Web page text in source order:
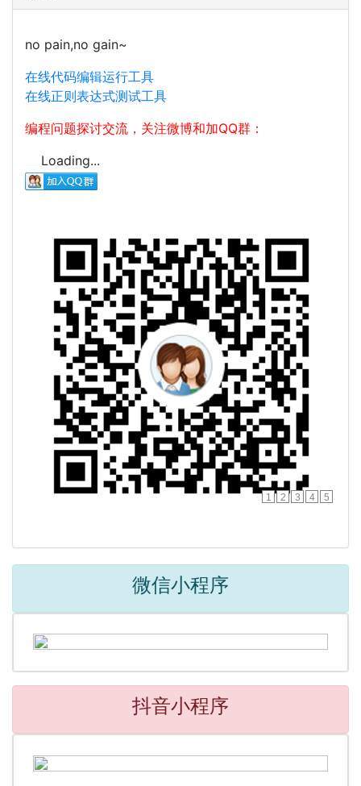
no pain,no gain~
在线代码编辑运行工具
在线正则表达式测试工具
编程问题探讨交流，关注微博和加QQ群：
Loading...
1 2 3 4 5
微信小程序
抖音小程序